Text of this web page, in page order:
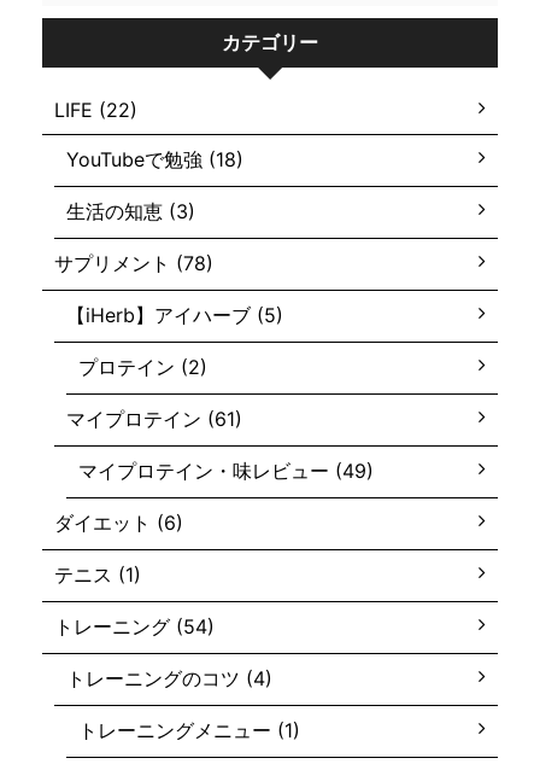
カテゴリー
LIFE (22)
YouTubeで勉強 (18)
生活の知恵 (3)
サプリメント (78)
【iHerb】アイハーブ (5)
プロテイン (2)
マイプロテイン (61)
マイプロテイン・味レビュー (49)
ダイエット (6)
テニス (1)
トレーニング (54)
トレーニングのコツ (4)
トレーニングメニュー (1)